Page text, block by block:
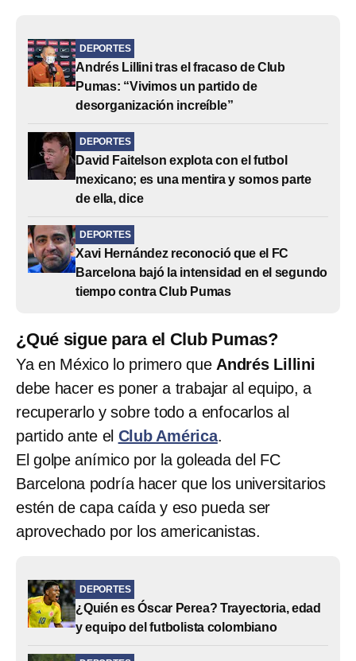
DEPORTES
Andrés Lillini tras el fracaso de Club
Pumas: “Vivimos un partido de
desorganización increíble”
DEPORTES
David Faitelson explota con el futbol
mexicano; es una mentira y somos parte
de ella, dice
DEPORTES
Xavi Hernández reconoció que el FC
Barcelona bajó la intensidad en el segundo
tiempo contra Club Pumas
¿Qué sigue para el Club Pumas?
Ya en México lo primero que Andrés Lillini
debe hacer es poner a trabajar al equipo, a
recuperarlo y sobre todo a enfocarlos al
partido ante el Club América.
El golpe anímico por la goleada del FC
Barcelona podría hacer que los universitarios
estén de capa caída y eso pueda ser
aprovechado por los americanistas.
DEPORTES
¿Quién es Óscar Perea? Trayectoria, edad
y equipo del futbolista colombiano